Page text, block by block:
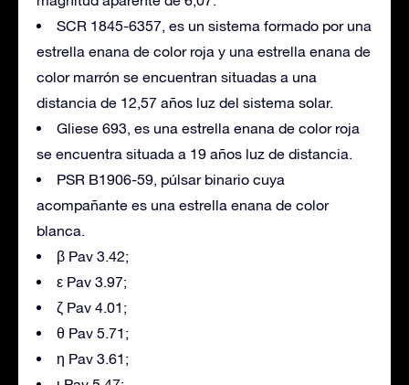
SCR 1845-6357, es un sistema formado por una
estrella enana de color roja y una estrella enana de
color marrón se encuentran situadas a una
distancia de 12,57 años luz del sistema solar.
Gliese 693, es una estrella enana de color roja
se encuentra situada a 19 años luz de distancia.
PSR B1906-59, púlsar binario cuya
acompañante es una estrella enana de color
blanca.
β Pav 3.42;
ε Pav 3.97;
ζ Pav 4.01;
θ Pav 5.71;
η Pav 3.61;